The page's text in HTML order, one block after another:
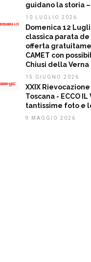
guidano la storia
10 LUGLIO 2026
Domenica 12
classica parata de
offerta
CAMET con
Chiusi della Verna
15 GIUGNO 2026
XXIX
Toscana - ECCO IL
tantissime foto e
9 MAGGIO 2026